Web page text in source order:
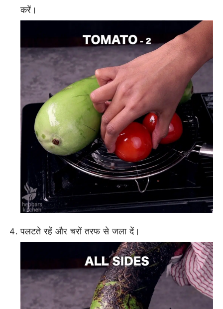
करें।
पलटते रहें और चरों तरफ से जला दें।